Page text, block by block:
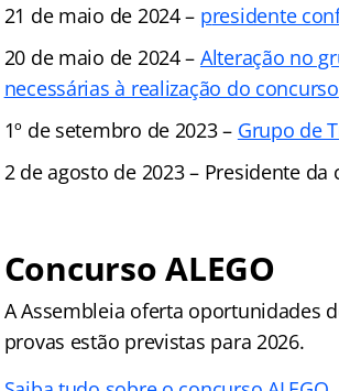
21 de maio de 2024 – presidente
20 de maio de 2024 – Alteração no
necessárias à realização do concurso
1º de setembro de 2023 – Grupo de
2 de agosto de 2023 – Presidente
Concurso ALEGO
A Assembleia oferta oportunidades
provas estão previstas para 2026.